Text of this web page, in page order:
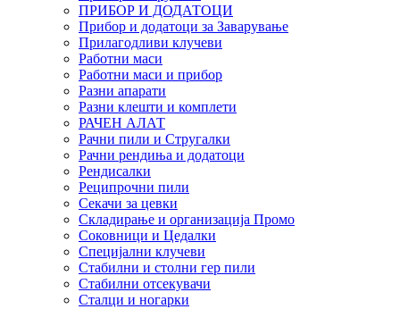
ПРИБОР И ДОДАТОЦИ
Прибор и додатоци за Заварување
Прилагодливи клучеви
Работни маси
Работни маси и прибор
Разни апарати
Разни клешти и комплети
РАЧЕН АЛАТ
Рачни пили и Стругалки
Рачни рендиња и додатоци
Рендисалки
Реципрочни пили
Секачи за цевки
Складирање и организација Промо
Соковници и Цедалки
Специјални клучеви
Стабилни и столни гер пили
Стабилни отсекувачи
Сталци и ногарки